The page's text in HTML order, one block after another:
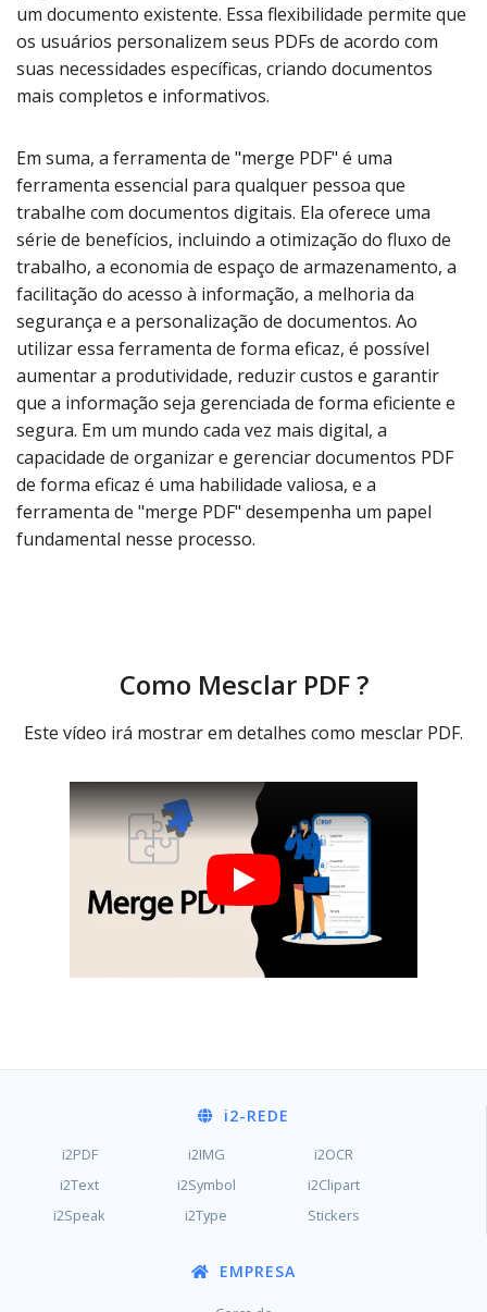
um documento existente. Essa flexibilidade permite que
os usuários personalizem seus PDFs de acordo com
suas necessidades específicas, criando documentos
mais completos e informativos.
Em suma, a ferramenta de "merge PDF" é uma
ferramenta essencial para qualquer pessoa que
trabalhe com documentos digitais. Ela oferece uma
série de benefícios, incluindo a otimização do fluxo de
trabalho, a economia de espaço de armazenamento, a
facilitação do acesso à informação, a melhoria da
segurança e a personalização de documentos. Ao
utilizar essa ferramenta de forma eficaz, é possível
aumentar a produtividade, reduzir custos e garantir
que a informação seja gerenciada de forma eficiente e
segura. Em um mundo cada vez mais digital, a
capacidade de organizar e gerenciar documentos PDF
de forma eficaz é uma habilidade valiosa, e a
ferramenta de "merge PDF" desempenha um papel
fundamental nesse processo.
Como Mesclar PDF ?
Este vídeo irá mostrar em detalhes como mesclar PDF.
i2-REDE
i2PDF i2IMG
i2OCR
i2Text
i2Symbol
i2Clipart
i2Speak
i2Type Stickers
EMPRESA